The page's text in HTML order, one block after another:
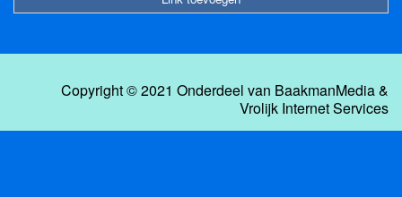
Copyright © 2021 Onderdeel van BaakmanMedia&
Vrolijk Internet Services